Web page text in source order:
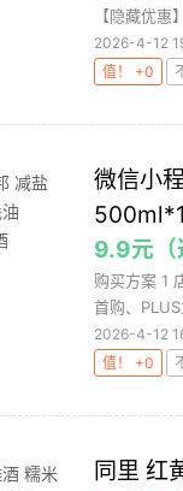
【隐藏优
2026-4-12
值！ +0
微信小
9.9元（
购买方案 1
首购、
2026-4-12
值！ +0
同里 红